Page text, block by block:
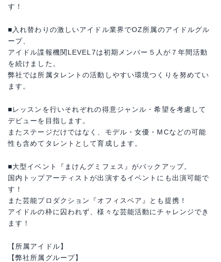
す！
■入れ替わりの激しいアイドル業界でOZ所属のアイドルグル
ープ、
アイドル諜報機関LEVEL7は初期メンバー５人が７年間活動
を続けました。
弊社では所属タレントの活動しやすい環境つくりを努めてい
ます。
■レッスンを行いそれぞれの得意ジャンル・希望を考慮して
デビューを目指します。
またステージだけではなく、モデル・女優・MCなどの可能
性も含めてタレントとして育成します。
■大型イベント『まけんグミフェス』がバックアップ。
国内トップアーティストが出演するイベントにも出演可能で
す！
また芸能プロダクション『オフィスベア』とも提携！
アイドルの枠に囚われず、様々な芸能活動にチャレンジでき
ます！
【所属アイドル】
【弊社所属グループ】